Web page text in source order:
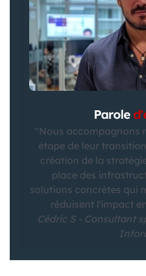
Parole
"Nous accompagnons
étape de leur
création de la
place des
solutions concrètes qui
réduisent l'impact
Cédric S - Consultant